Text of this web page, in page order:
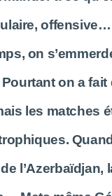
on
on a fait
les matches
l’Azerbaïdjan,